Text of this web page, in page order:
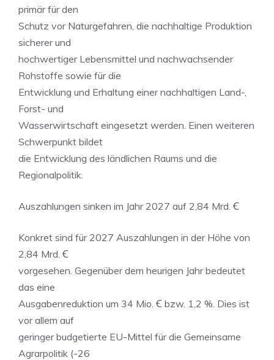
primär für den
Schutz vor Naturgefahren, die nachhaltige Produktion
sicherer und
hochwertiger Lebensmittel und nachwachsender
Rohstoffe sowie für die
Entwicklung und Erhaltung einer nachhaltigen Land-,
Forst- und
Wasserwirtschaft eingesetzt werden. Einen weiteren
Schwerpunkt bildet
die Entwicklung des ländlichen Raums und die
Regionalpolitik.
Auszahlungen sinken im Jahr 2027 auf 2,84 Mrd. Ꞓ
Konkret sind für 2027 Auszahlungen in der Höhe von
2,84 Mrd. Ꞓ
vorgesehen. Gegenüber dem heurigen Jahr bedeutet
das eine
Ausgabenreduktion um 34 Mio. Ꞓ bzw. 1,2 %. Dies ist
vor allem auf
geringer budgetierte EU-Mittel für die Gemeinsame
Agrarpolitik (-26